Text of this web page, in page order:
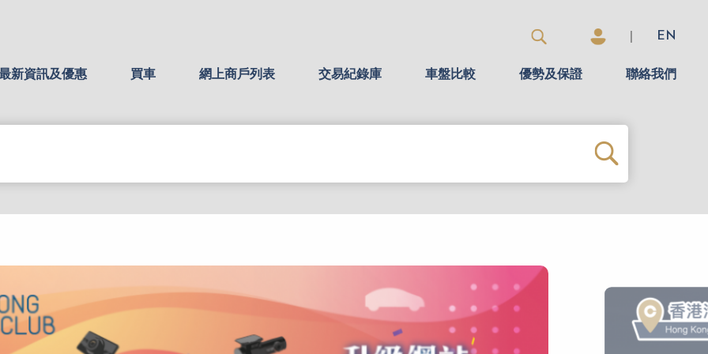
EN
新資訊及優惠 買車 網上商戶列表 交易紀錄庫 車盤比較 優勢及保證 聯絡我們